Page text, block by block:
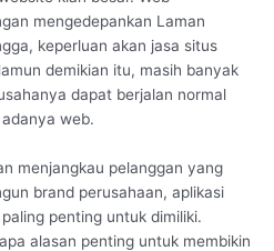
mengedepankan Laman
keperluan akan jasa situs
demikian itu, masih banyak
dapat berjalan normal
web.
menjangkau pelanggan yang
brand perusahaan, aplikasi
penting untuk dimiliki.
alasan penting untuk membikin